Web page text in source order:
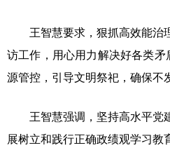
王智慧要求，狠抓高效能治
访工作，用心用力解决好各类
源管控，引导文明祭祀，确保不
王智慧强调，坚持高水平党
展树立和践行正确政绩观学习教